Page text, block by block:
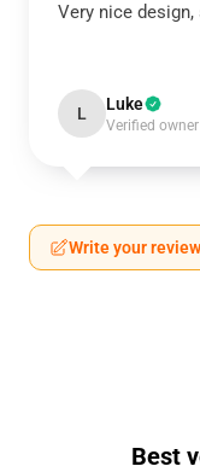
Very nice
L Luke
Verified owner
Write your review
Best